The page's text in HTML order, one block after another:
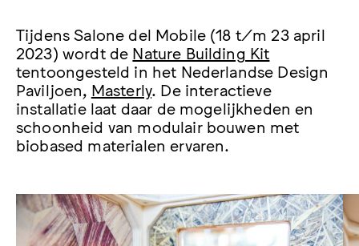
Tijdens Salone del Mobile (18 t/m 23 april
2023) wordt de Nature Building Kit
tentoongesteld in het Nederlandse Design
Paviljoen, Masterly. De interactieve
installatie laat daar de mogelijkheden en
schoonheid van modulair bouwen met
biobased materialen ervaren.